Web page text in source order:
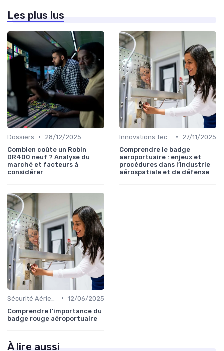
Les plus lus
Dossiers •
28/12/2025
Combien coûte un Robin
DR400 neuf ? Analyse du
marché et facteurs à
considérer
•
27/11/2025
Comprendre le badge
aeroportuaire : enjeux et
procédures dans l’industrie
aérospatiale et de défense
• 12/06/2025
Comprendre l'importance du
badge rouge aéroportuaire
À lire aussi